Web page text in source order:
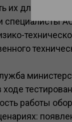
их для
специалисты
работы